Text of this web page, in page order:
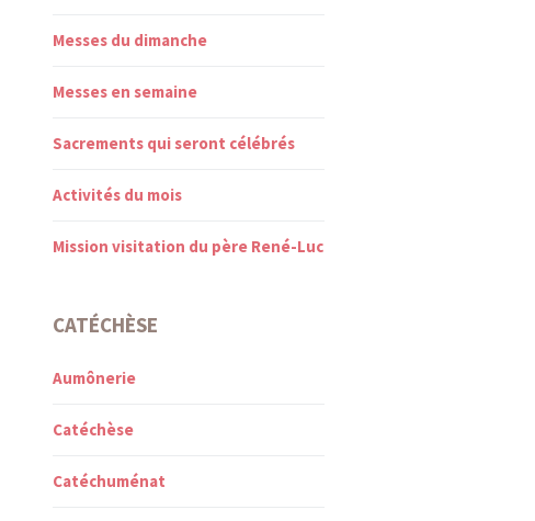
Messes du dimanche
Messes en semaine
Sacrements qui seront célébrés
Activités du mois
Mission visitation du père René-Luc
CATÉCHÈSE
Aumônerie
Catéchèse
Catéchuménat